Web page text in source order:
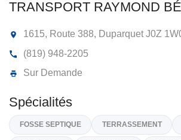
TRANSPORT RAYMOND
1615, Route 388, DuparquetJ0Z